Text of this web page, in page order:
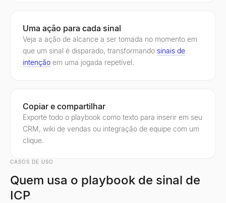
Uma ação para cada sinal
Veja a ação de alcance a ser tomada no momento em
que um sinal é disparado, transformando sinais de
intenção em uma jogada repetível.
Copiar e compartilhar
Exporte todo o playbook como texto para inserir em seu
CRM, wiki de vendas ou integração de equipe com um
clique.
CASOS DE USO
Quem usa o playbook de sinal de
ICP